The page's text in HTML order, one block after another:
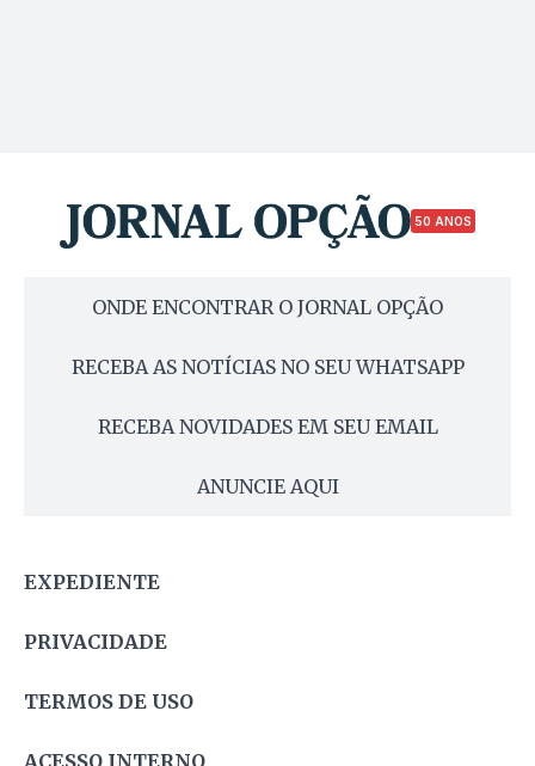
50 ANOS
ONDE ENCONTRAR O JORNAL OPÇÃO
RECEBA AS NOTÍCIAS NO SEU WHATSAPP
RECEBA NOVIDADES EM SEU EMAIL
ANUNCIE AQUI
EXPEDIENTE
PRIVACIDADE
TERMOS DE USO
ACESSO INTERNO